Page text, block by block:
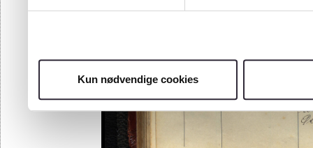
Kun nødvendige cookies